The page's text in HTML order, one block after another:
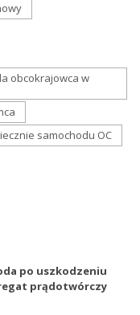
obcokrajowca w
samochodu OC
po uszkodzeniu
prądotwórczy